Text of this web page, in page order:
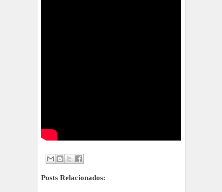
Posts Relacionados: